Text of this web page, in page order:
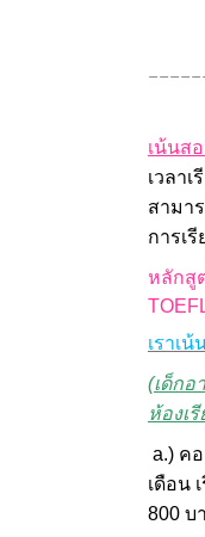
เน้นส
เวลา
สามา
การเ
หลักสู
เราเ
(เด็กอ
ห้องเ
a.) ค
เดือน
800 บ